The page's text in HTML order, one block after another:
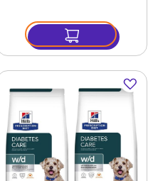
Dodaj
do